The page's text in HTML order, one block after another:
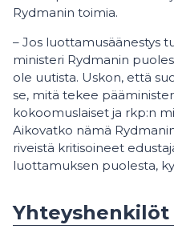
Rydmanin toimia.
– Jos luottamusäänestys
ministeri Rydmanin
ole uutista. Uskon, että
se, mitä tekee
kokoomuslaiset ja rkp:n
Aikovatko nämä
riveistä kritisoineet
luottamuksen puolesta,
Yhteyshenkilöt